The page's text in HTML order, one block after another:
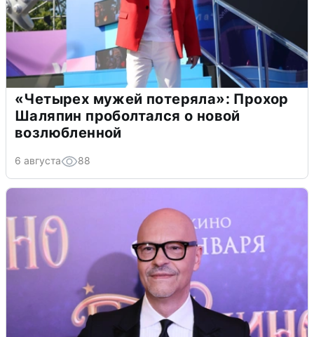
«Четырех мужей потеряла»: Прохор
Шаляпин проболтался о новой
возлюбленной
6 августа 88